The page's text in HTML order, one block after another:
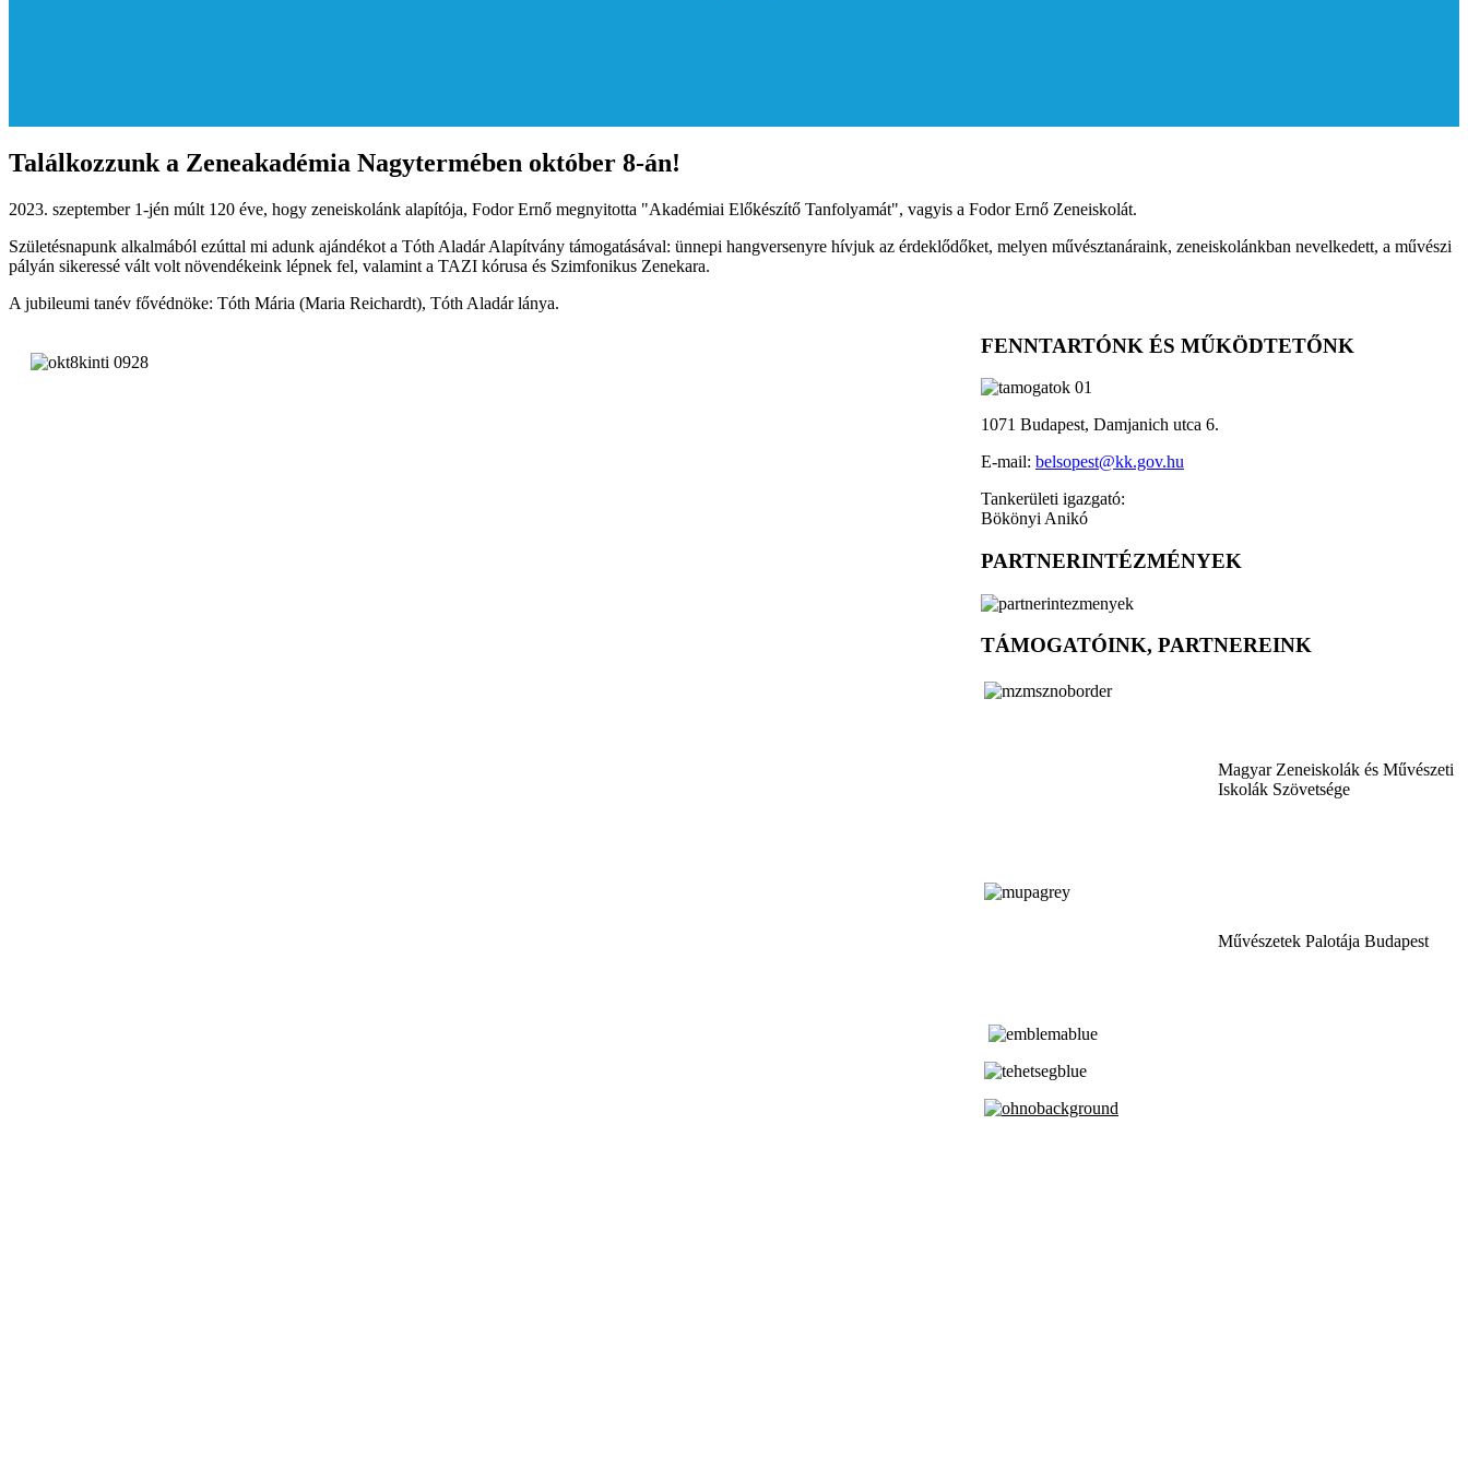
Találkozzunk a Zeneakadémia Nagytermében október 8-án!
2023. szeptember 1-jén múlt 120 éve, hogy zeneiskolánk alapítója, Fodor Ernő megnyitotta "Akadémiai Előkészítő Tanfolyamát", vagyis a Fodor Ernő Zeneiskolát.
Születésnapunk alkalmából ezúttal mi adunk ajándékot a Tóth Aladár Alapítvány támogatásával: ünnepi hangversenyre hívjuk az érdeklődőket, melyen művésztanáraink, zeneiskolánkban nevelkedett, a művészi
pályán sikeressé vált volt növendékeink lépnek fel, valamint a TAZI kórusa és Szimfonikus Zenekara.
A jubileumi tanév fővédnöke: Tóth Mária (Maria Reichardt), Tóth Aladár lánya.
FENNTARTÓNK ÉS MŰKÖDTETŐNK
1071 Budapest, Damjanich utca 6.
E-mail: belsopest@kk.gov.hu
Tankerületi igazgató:
Bökönyi Anikó
PARTNERINTÉZMÉNYEK
TÁMOGATÓINK, PARTNEREINK
Magyar Zeneiskolák és Művészeti
Iskolák Szövetsége
Művészetek Palotája Budapest